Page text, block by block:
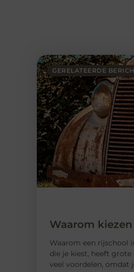
GERELATEERDE
Waarom
Waarom een ​​rijschool
die je kiest, heeft
veel voordelen, omdat